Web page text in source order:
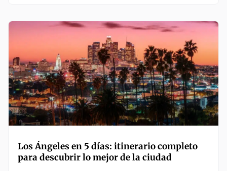
Los Ángeles en 5 días: itinerario completo
para descubrir lo mejor de la ciudad